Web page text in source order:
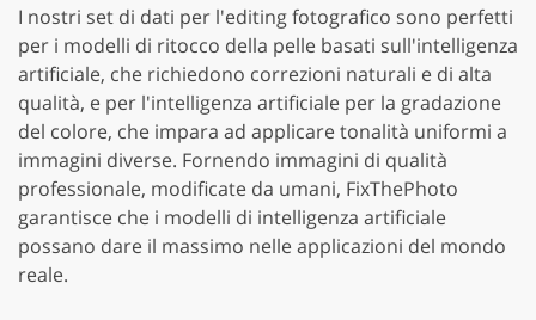
I nostri set di dati per l'editing fotografico sono perfetti
per i modelli di ritocco della pelle basati sull'intelligenza
artificiale, che richiedono correzioni naturali e di alta
qualità, e per l'intelligenza artificiale per la gradazione
del colore, che impara ad applicare tonalità uniformi a
immagini diverse. Fornendo immagini di qualità
professionale, modificate da umani, FixThePhoto
garantisce che i modelli di intelligenza artificiale
possano dare il massimo nelle applicazioni del mondo
reale.